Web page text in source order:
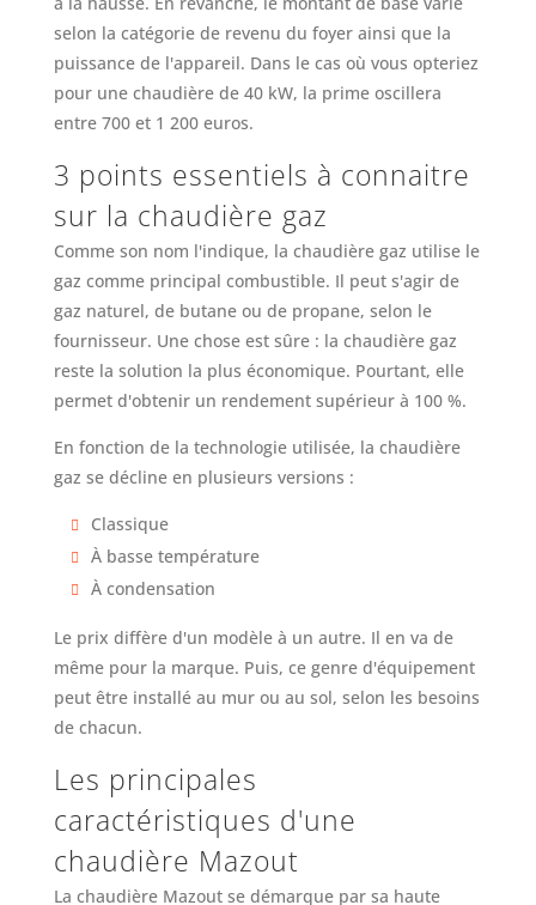
selon la catégorie de revenu du foyer ainsi que la
puissance de l'appareil. Dans le cas où vous opteriez
pour une chaudière de 40 kW, la prime oscillera
entre 700 et 1 200 euros.
3 points essentiels à connaitre
sur la chaudière gaz
Comme son nom l'indique, la chaudière gaz utilise le
gaz comme principal combustible. Il peut s'agir de
gaz naturel, de butane ou de propane, selon le
fournisseur. Une chose est sûre : la chaudière gaz
reste la solution la plus économique. Pourtant, elle
permet d'obtenir un rendement supérieur à 100 %.
En fonction de la technologie utilisée, la chaudière
gaz se décline en plusieurs versions :
Classique
À basse température
À condensation
Le prix diffère d'un modèle à un autre. Il en va de
même pour la marque. Puis, ce genre d'équipement
peut être installé au mur ou au sol, selon les besoins
de chacun.
Les principales
caractéristiques d'une
chaudière Mazout
La chaudière Mazout se démarque par sa haute